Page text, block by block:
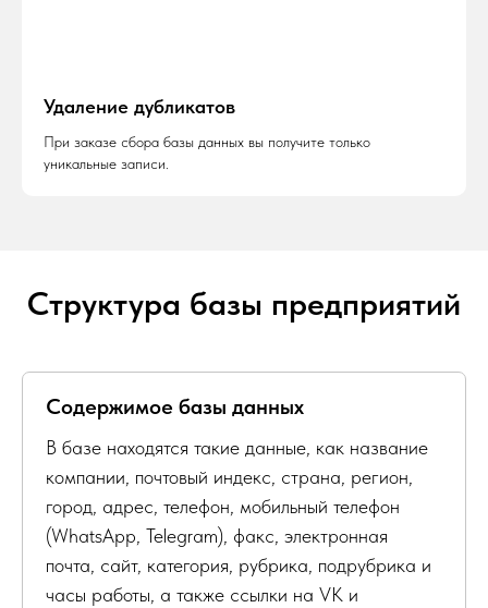
Удаление дубликатов
При заказе сбора базы данных вы получите только
уникальные записи.
Структура базы предприятий
Содержимое базы данных
В базе находятся такие данные, как название
компании, почтовый индекс, страна, регион,
город, адрес, телефон, мобильный телефон
(WhatsApp, Telegram), факс, электронная
почта, сайт, категория, рубрика, подрубрика и
часы работы, а также ссылки на VK и